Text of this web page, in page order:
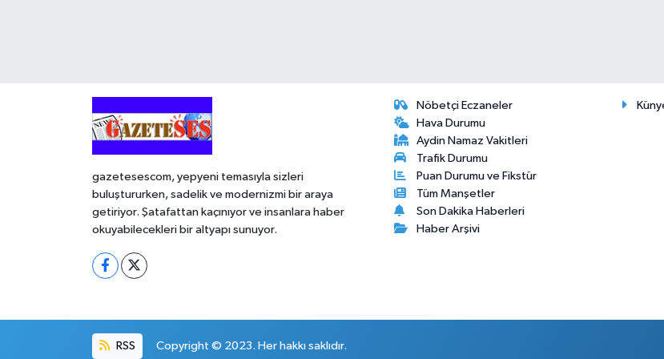
gazetesescom, yepyeni temasıyla sizleri
buluştururken, sadelik ve modernizmi bir araya
getiriyor. Şatafattan kaçınıyor ve insanlara haber
okuyabilecekleri bir altyapı sunuyor.
Nöbetçi Eczaneler
Hava Durumu
Aydin Namaz Vakitleri
Trafik Durumu
Puan Durumu ve Fikstür
Tüm Manşetler
Son Dakika Haberleri
Haber Arşivi
RSS Copyright © 2023. Her hakkı saklıdır.